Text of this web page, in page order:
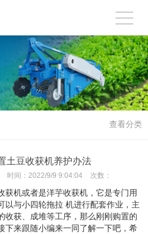
查看分类
土豆收获机养护办法
时间： 2022/9/9 9:04:04 次数：
获机或者是洋芋收获机，它是专门用
以与小四轮拖拉 机进行配套作业，主
收获、成堆等工序，那么刚刚购置的
下来跟随小编来一同了解一下吧，希